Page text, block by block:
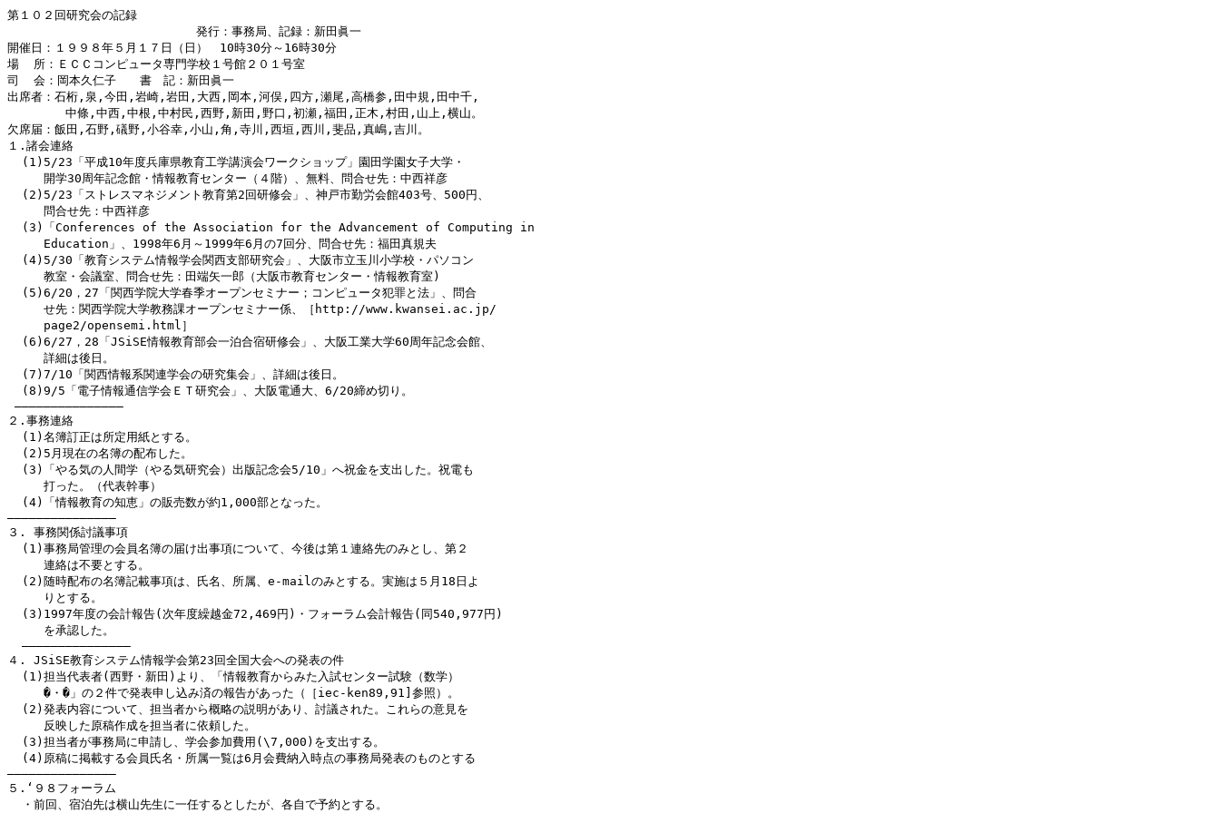
第１０２回研究会の記録
                          発行：事務局、記録：新田眞一
開催日：１９９８年５月１７日（日）　10時30分～16時30分
場  所：ＥＣＣコンピュータ専門学校１号館２０１号室
司  会：岡本久仁子　　書　記：新田眞一
出席者：石桁,泉,今田,岩崎,岩田,大西,岡本,河俣,四方,瀬尾,高橋参,田中規,田中千,
        中條,中西,中根,中村民,西野,新田,野口,初瀬,福田,正木,村田,山上,横山。
欠席届：飯田,石野,礒野,小谷幸,小山,角,寺川,西垣,西川,斐品,真嶋,吉川。
１.諸会連絡
  (1)5/23「平成10年度兵庫県教育工学講演会ワークショップ」園田学園女子大学・
     開学30周年記念館・情報教育センター（４階）、無料、問合せ先：中西祥彦
  (2)5/23「ストレスマネジメント教育第2回研修会」、神戸市勤労会館403号、500円、
     問合せ先：中西祥彦
  (3)「Conferences of the Association for the Advancement of Computing in
     Education」、1998年6月～1999年6月の7回分、問合せ先：福田真規夫
  (4)5/30「教育システム情報学会関西支部研究会」、大阪市立玉川小学校・パソコン
     教室・会議室、問合せ先：田端矢一郎（大阪市教育センター・情報教育室)
  (5)6/20，27「関西学院大学春季オープンセミナー；コンピュータ犯罪と法」、問合
     せ先：関西学院大学教務課オープンセミナー係、［http://www.kwansei.ac.jp/
     page2/opensemi.html］
  (6)6/27，28「JSiSE情報教育部会一泊合宿研修会」、大阪工業大学60周年記念会館、
     詳細は後日。
  (7)7/10「関西情報系関連学会の研究集会」、詳細は後日。
  (8)9/5「電子情報通信学会ＥＴ研究会」、大阪電通大、6/20締め切り。
―――――――――――――――
２.事務連絡
  (1)名簿訂正は所定用紙とする。
  (2)5月現在の名簿の配布した。
  (3)「やる気の人間学（やる気研究会）出版記念会5/10」へ祝金を支出した。祝電も
     打った。（代表幹事）
  (4)「情報教育の知恵」の販売数が約1,000部となった。
―――――――――――――――
３. 事務関係討議事項
  (1)事務局管理の会員名簿の届け出事項について、今後は第１連絡先のみとし、第２
     連絡は不要とする。
  (2)随時配布の名簿記載事項は、氏名、所属、e-mailのみとする。実施は５月18日よ
     りとする。
  (3)1997年度の会計報告(次年度繰越金72,469円)・フォーラム会計報告(同540,977円)
     を承認した。
  ―――――――――――――――
４. JSiSE教育システム情報学会第23回全国大会への発表の件
  (1)担当代表者(西野・新田)より、「情報教育からみた入試センター試験（数学）
     �・�」の２件で発表申し込み済の報告があった（［iec-ken89,91]参照）。
  (2)発表内容について、担当者から概略の説明があり、討議された。これらの意見を
     反映した原稿作成を担当者に依頼した。
  (3)担当者が事務局に申請し、学会参加費用(\7,000)を支出する。
  (4)原稿に掲載する会員氏名・所属一覧は6月会費納入時点の事務局発表のものとする
―――――――――――――――
５.‘９８フォーラム
  ・前回、宿泊先は横山先生に一任するとしたが、各自で予約とする。